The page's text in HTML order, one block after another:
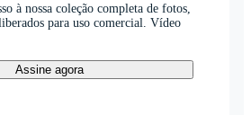
à nossa coleção completa de fotos,
para uso comercial. Vídeo
Assine agora